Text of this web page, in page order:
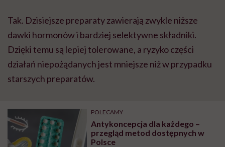
Tak. Dzisiejsze preparaty zawierają zwykle niższe
dawki hormonów i bardziej selektywne składniki.
Dzięki temu są lepiej tolerowane, a ryzyko części
działań niepożądanych jest mniejsze niż w przypadku
starszych preparatów.
POLECAMY
Antykoncepcja dla każdego –
przegląd metod dostępnych w
Polsce